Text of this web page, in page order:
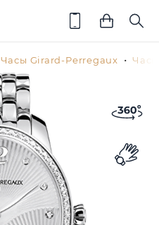
Часы Girard-Perregaux Часы